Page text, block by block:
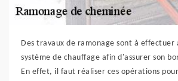
Des travaux de ramonage sont à effectuer
système de chauffage afin d'assurer son
En effet, il faut réaliser ces opérations